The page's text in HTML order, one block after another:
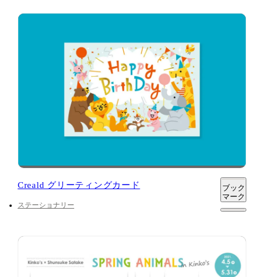
Creald グリーティングカード
ステーショナリー
ブック
マーク